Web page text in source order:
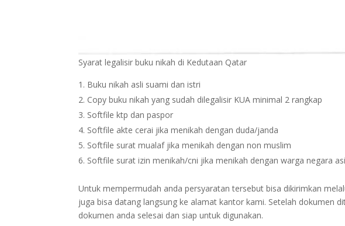
Syarat legalisir buku nikah di Kedutaan Qatar
Buku nikah asli suami dan istri
Copy buku nikah yang sudah dilegalisir KUA minimal 2 rangkap
Softfile ktp dan paspor
Softfile akte cerai jika menikah dengan duda/janda
Softfile surat mualaf jika menikah dengan non muslim
Softfile surat izin menikah/cni jika menikah dengan warga negara
Untuk mempermudah anda persyaratan tersebut bisa dikirimkan
juga bisa datang langsung ke alamat kantor kami. Setelah dokumen
dokumen anda selesai dan siap untuk digunakan.